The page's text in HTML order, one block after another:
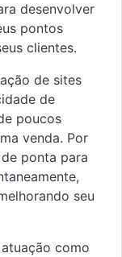
desenvolver
pontos
clientes.
de sites
de
poucos
venda. Por
ponta para
seu
como